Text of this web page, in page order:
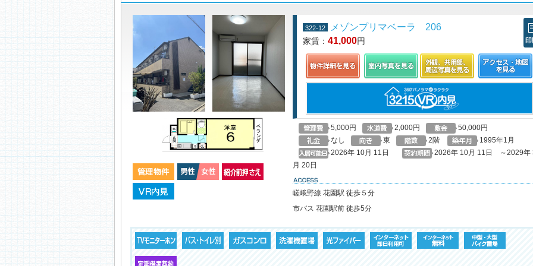
322-12 メゾンプリマベーラ 206
家賃： 41,000円
5,000円 2,000円
50,000円
なし
東 2階
1995年1月
2026年 10月 11日
2026年 10月 11日 ～2029年
月 20日
access
嵯峨野線 花園駅 徒歩５分
市バス 花園駅前 徒歩5分